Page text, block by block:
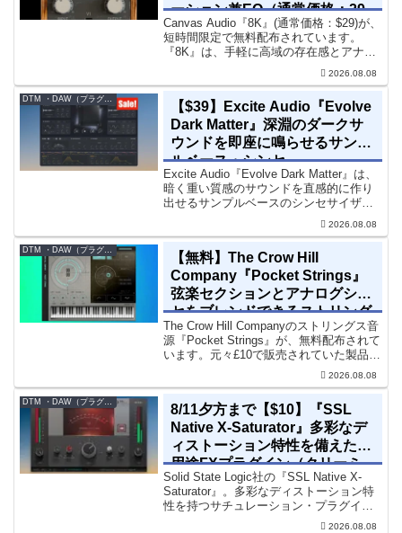
ーション兼EQ（通常価格：29
ドル）
Canvas Audio『8K』(通常価格：$29)が、
短時間限定で無料配布されています。
『8K』は、手軽に高域の存在感とアナロ
グ的な質感をミックスに加えることがで
きる「8kHz」に特化したコンソールスタ
2026.08.08
DTM ・DAW（プラグイン、シンセなど）のセール情報
【$39】Excite Audio『Evolve
Dark Matter』深淵のダークサ
ウンドを即座に鳴らせるサンプ
ルベース・シンセ
Excite Audio『Evolve Dark Matter』は、
暗く重い質感のサウンドを直感的に作り
出せるサンプルベースのシンセサイザー
です。ダークD&Bやアトモスフェリッ
ク・テクノ、シネマティック作品に適し
2026.08.08
DTM ・DAW（プラグイン、シンセなど）のセール情報
【無料】The Crow Hill
Company『Pocket Strings』
弦楽セクションとアナログシン
セをブレンドできるストリング
ス音源プラグイン
The Crow Hill Companyのストリングス音
源『Pocket Strings』が、無料配布されて
います。元々£10で販売されていた製品で
す。『Pocket Strings』についてPocket
2026.08.08
8/11夕方まで【$10】『SSL
Native X-Saturator』多彩なデ
ィストーション特性を備えた多
用途FXプラグイン（クリーミ
ィ＆ウォームなサウンド）
Solid State Logic社の『SSL Native X-
Saturator』。多彩なディストーション特
性を持つサチュレーション・プラグイン
です。音楽制作者、エンジニアの間でも
2026.08.08